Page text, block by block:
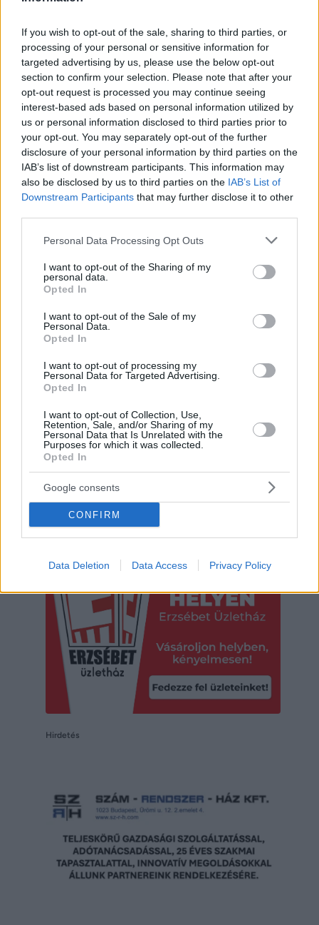
If you wish to opt-out of the sale, sharing to third parties, or
processing of your personal or sensitive information for
targeted advertising by us, please use the below opt-out
section to confirm your selection. Please note that after your
opt-out request is processed you may continue seeing
interest-based ads based on personal information utilized by
us or personal information disclosed to third parties prior to
your opt-out. You may separately opt-out of the further
disclosure of your personal information by third parties on the
IAB’s list of downstream participants. This information may
also be disclosed by us to third parties on the IAB’s List of
Downstream Participants that may further disclose it to other
Please note that this website/app uses one or more Google
not limited to your visit or usage behaviour. You may click to
grant or deny consent to Google and its third-party tags to
use your data for below specified purposes in below Google
consent section.
Personal Data Processing Opt Outs
I want to opt-out of the Sharing of my
personal data.
Opted In
I want to opt-out of the Sale of my
Personal Data.
Opted In
I want to opt-out of processing my
Personal Data for Targeted Advertising.
Opted In
I want to opt-out of Collection, Use,
Retention, Sale, and/or Sharing of my
Personal Data that Is Unrelated with the
Purposes for which it was collected.
Opted In
Google consents
CONFIRM
Data Deletion Data Access Privacy Policy
Reddit Telegram
Email
Hirdetés
Hirdetés